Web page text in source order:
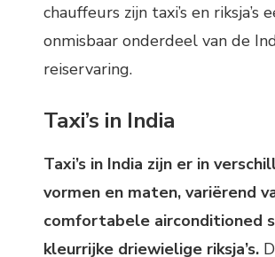
chauffeurs zijn taxi’s en riksja’s
onmisbaar onderdeel van de
reiservaring.
Taxi’s in India
Taxi’s in India zijn er in
vormen en maten, variërend
comfortabele airconditioned
kleurrijke drie­wielige riksja’s.